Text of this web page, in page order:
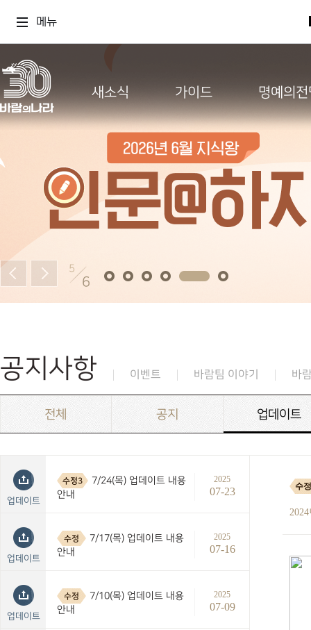
메뉴
새소식 가이드 명예의
5
6
공지사항 이벤트 바람팀 이야기 바
전체 공지 업데이트
업데이트
수정3
7/24(목) 업데이트 내용
안내
2025
07-23
업데이트
수정
7/17(목) 업데이트 내용
안내
2025
07-16
업데이트
수정
7/10(목) 업데이트 내용
안내
2025
07-09
수